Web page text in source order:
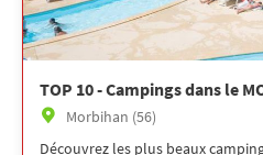
TOP 10 - Campings dans le
Morbihan (56)
Découvrez les plus beaux